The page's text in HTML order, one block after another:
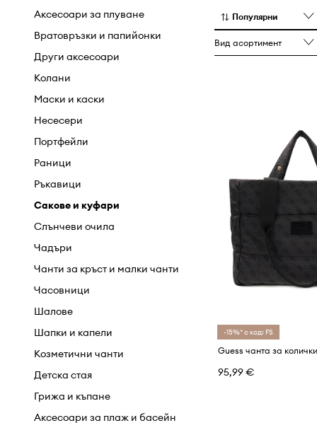
Бельо
Бодита
Гащеризони и ританки
Дънки и гащеризони
Комплекти
Къси панталони
Панталони
Пуловери и жилетки
Ризи
Сака и елеци
Суичъри
Тениски и блузи с дълъг ръкав
Чорапи
Якета и палта
Гумени ботуши
Еспадрили
Зимни обувки
Кецове
Маратонки
Пантофи
Половинки обувки и мокасини
Спортни обувки
Туристически обувки
Чехли и сандали
Аксесоари за плуване
Вратовръзки и папийонки
Други аксесоари
Колани
Маски и каски
Несесери
Портфейли
Раници
Ръкавици
Сакове и куфари
Слънчеви очила
Чадъри
Чанти за кръст и малки чанти
Часовници
Шалове
Шапки и капели
Козметични чанти
Детска стая
Грижа и къпане
Аксесоари за плаж и басейн
Популярни
Вид асортимент
-15%* с код: FS
Guess чанта за
95,99 €